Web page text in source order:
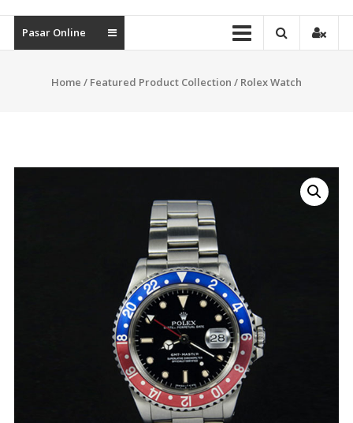
Pasar Online
Home / Featured Product Collection / Rolex Watch